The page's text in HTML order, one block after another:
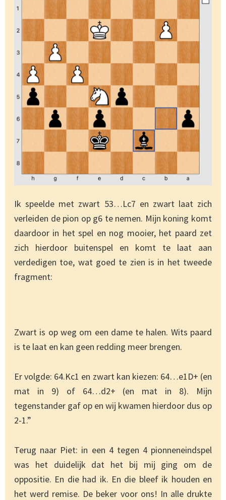
Ik speelde met zwart 53…Lc7 en zwart laat zich
verleiden de pion op g6 te nemen. Mijn koning komt
daardoor in het spel en nog mooier, het paard zet
zich hierdoor buitenspel en komt te laat aan
verdedigen toe, wat goed te zien is in het tweede
fragment:
Zwart is op weg om een dame te halen. Wits paard
is te laat en kan geen redding meer brengen.
Er volgde: 64.Kc1 en zwart kan kiezen: 64…e1D+ (en
mat in 9) of 64…d2+ (en mat in 8). Mijn
tegenstander gaf op en wij kwamen hierdoor dus op
2-1.”
Terug naar Piet: in een 4 tegen 4 pionneneindspel
was het duidelijk dat het bij mij ging om de
oppositie. En die had ik. En die bleef ik houden en
het werd remise. De beker voor ons! In alle drukte